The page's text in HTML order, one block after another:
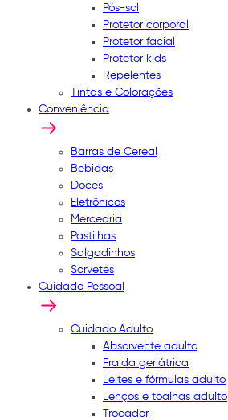
Pós-sol
Protetor corporal
Protetor facial
Protetor kids
Repelentes
Tintas e Colorações
Conveniência
Barras de Cereal
Bebidas
Doces
Eletrônicos
Mercearia
Pastilhas
Salgadinhos
Sorvetes
Cuidado Pessoal
Cuidado Adulto
Absorvente adulto
Fralda geriátrica
Leites e fórmulas adulto
Lenços e toalhas adulto
Trocador